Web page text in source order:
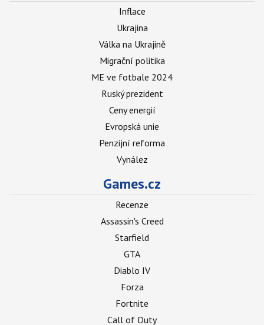
Inflace
Ukrajina
Válka na Ukrajině
Migrační politika
ME ve fotbale 2024
Ruský prezident
Ceny energií
Evropská unie
Penzijní reforma
Vynález
Games.cz
Recenze
Assassin's Creed
Starfield
GTA
Diablo IV
Forza
Fortnite
Call of Duty